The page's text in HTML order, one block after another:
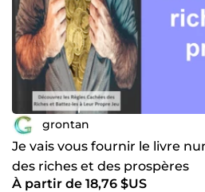
grontan
Je vais vous fournir le livre
des riches et des prospères
À partir de 18,76 $US